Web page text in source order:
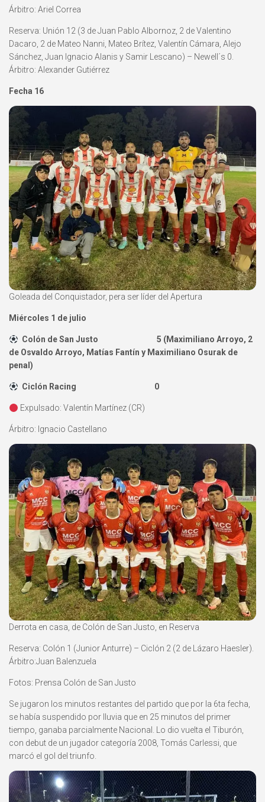
Árbitro: Ariel Correa
Reserva: Unión 12 (3 de Juan Pablo Albornoz, 2 de Valentino
Dacaro, 2 de Mateo Nanni, Mateo Brítez, Valentín Cámara, Alejo
Sánchez, Juan Ignacio Alanis y Samir Lescano) – Newell´s 0.
Árbitro: Alexander Gutiérrez
Fecha 16
Goleada del Conquistador, pera ser líder del Apertura
Miércoles 1 de julio
Colón de San Justo 5 (Maximiliano Arroyo, 2
de Osvaldo Arroyo, Matías Fantín y Maximiliano Osurak de
penal)
Ciclón Racing 0
Expulsado: Valentín Martínez (CR)
Árbitro: Ignacio Castellano
Derrota en casa, de Colón de San Justo, en Reserva
Reserva: Colón 1 (Junior Anturre) – Ciclón 2 (2 de Lázaro Haesler).
Árbitro:Juan Balenzuela
Fotos: Prensa Colón de San Justo
Se jugaron los minutos restantes del partido que por la 6ta fecha,
se había suspendido por lluvia que en 25 minutos del primer
tiempo, ganaba parcialmente Nacional. Lo dio vuelta el Tiburón,
con debut de un jugador categoría 2008, Tomás Carlessi, que
marcó el gol del triunfo.